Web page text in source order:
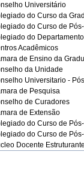
Universitário
do Curso da
do Curso de
do Departamento
Acadêmicos
de Ensino da
da Unidade
Universitario -
de Pesquisa
de Curadores
de Extensão
do Curso de
do Curso de
Docente